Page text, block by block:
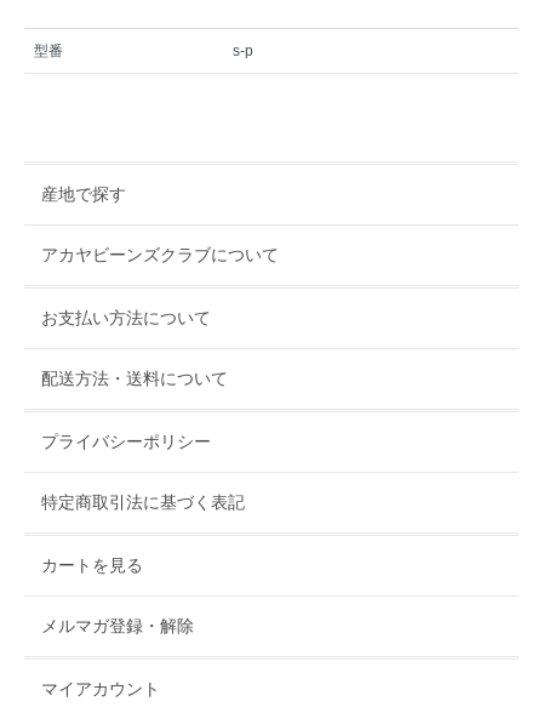
型番 s-p
産地で探す
アカヤビーンズクラブについて
お支払い方法について
配送方法・送料について
プライバシーポリシー
特定商取引法に基づく表記
カートを見る
メルマガ登録・解除
マイアカウント